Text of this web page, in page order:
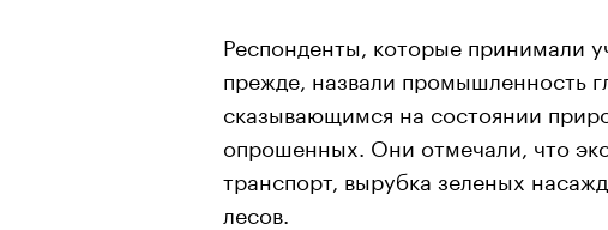
Респонденты, которые принимали
прежде, назвали промышленность
сказывающимся на состоянии
опрошенных. Они отмечали, что
транспорт, вырубка зеленых
лесов.